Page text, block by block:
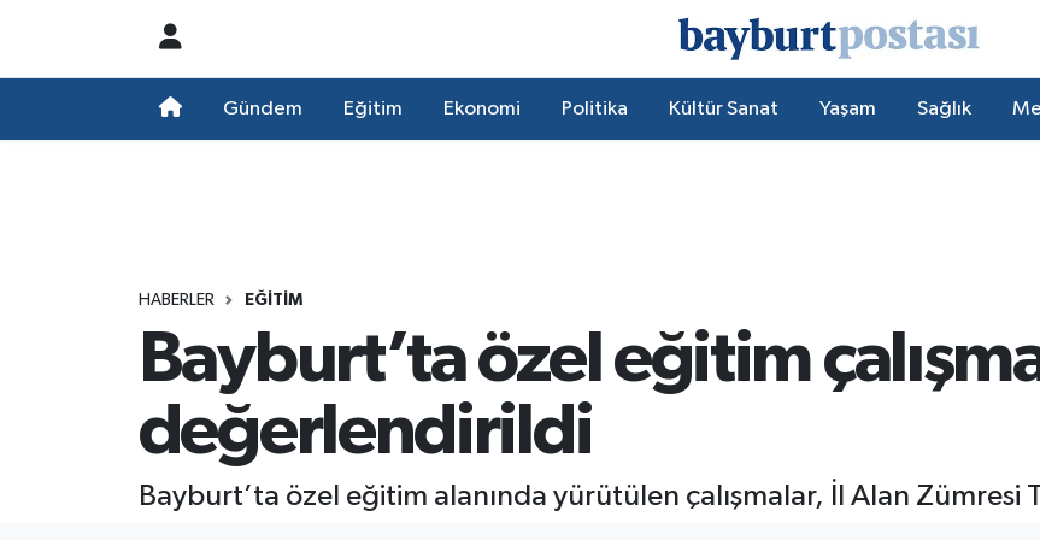
Gündem Eğitim Ekonomi Politika Kültür Sanat Yaşam Sağlık
HABERLER EĞITIM
Bayburt’ta özel eğitim
değerlendirildi
Bayburt’ta özel eğitim alanında yürütülen çalışmalar, İl Alan Zümresi
Süper Lig Puan Durumu ve Fikstür
Son Dakika Haberleri